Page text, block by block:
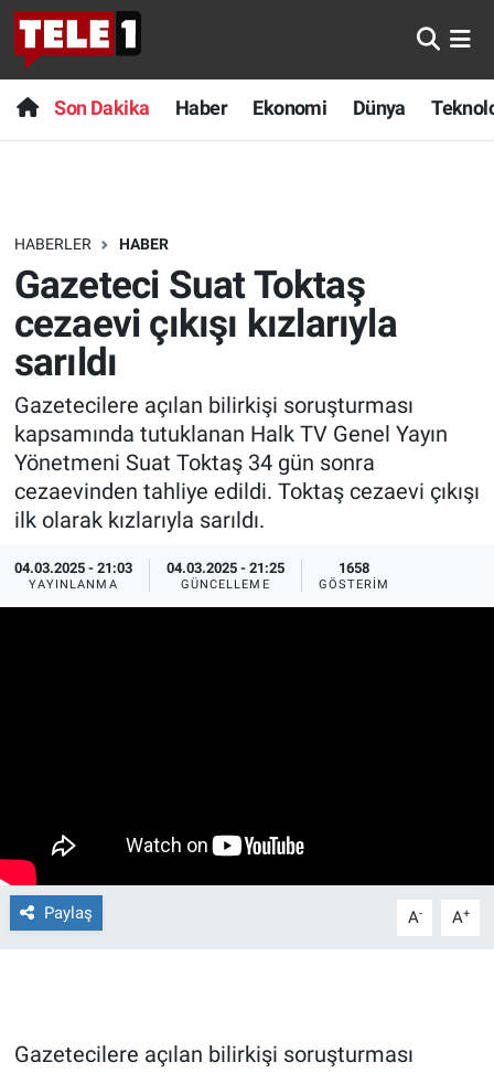
Son Dakika Haber Ekonomi Dünya
HABERLER HABER
Gazeteci Suat Toktaş
cezaevi çıkışı kızlarıyla
sarıldı
Gazetecilere açılan bilirkişi soruşturması
kapsamında tutuklanan Halk TV Genel Yayın
Yönetmeni Suat Toktaş 34 gün sonra
cezaevinden tahliye edildi. Toktaş cezaevi çıkışı
ilk olarak kızlarıyla sarıldı.
04.03.2025 - 21:03
YAYINLANMA
04.03.2025 - 21:25
GÜNCELLEME
1658
GÖSTERIM
Paylaş A- A+
Gazetecilere açılan bilirkişi soruşturması
Anında Manşet
Başka Sohbetler
Bilim turu
Bilim ve Teknoloji Evreni
Doğa Konuşuyor
Ege Saati
Ege'den Esintiler
Eğitim
Gün Bitiyor
Gündem Özel
Son Dakika
Haber
Dünya
Teknoloji
Sağlık
Yayın Akışı
İletişim
Nöbetçi Eczaneler
Hava Durumu
Trafik Durumu
Süper Lig Puan Durumu ve Fikstür
Tüm Manşetler
Son Dakika Haberleri
Haber Arşivi